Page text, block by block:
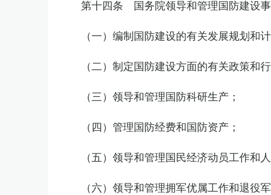
第十四条 国务院领导和管理国防建设事
（一）编制国防建设的有关发展规划和计
（二）制定国防建设方面的有关政策和
（三）领导和管理国防科研生产；
（四）管理国防经费和国防资产；
（五）领导和管理国民经济动员工作和
（六）领导和管理拥军优属工作和退役